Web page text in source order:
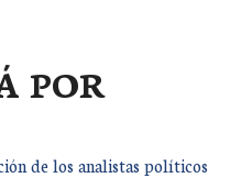
POR
de los analistas políticos